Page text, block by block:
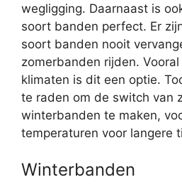
wegligging. Daarnaast is
soort banden perfect. Er
soort banden nooit
zomerbanden rijden.
klimaten is dit een optie.
te raden om de switch van
winterbanden te maken,
temperaturen voor langere
Winterbanden